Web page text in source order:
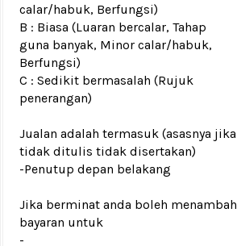
calar/habuk, Berfungsi)
B : Biasa (Luaran bercalar, Tahap
guna banyak, Minor calar/habuk,
Berfungsi)
C : Sedikit bermasalah (Rujuk
penerangan)
Jualan adalah termasuk (asasnya jika
tidak ditulis tidak disertakan)
-Penutup depan belakang
Jika berminat anda boleh menambah
bayaran untuk
-